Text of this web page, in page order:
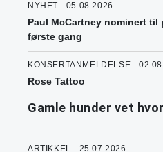
NYHET - 05.08.2026
Paul McCartney nominert
første gang
KONSERTANMELDELSE -
Rose Tattoo
Gamle hunder vet
ARTIKKEL - 25.07.2026